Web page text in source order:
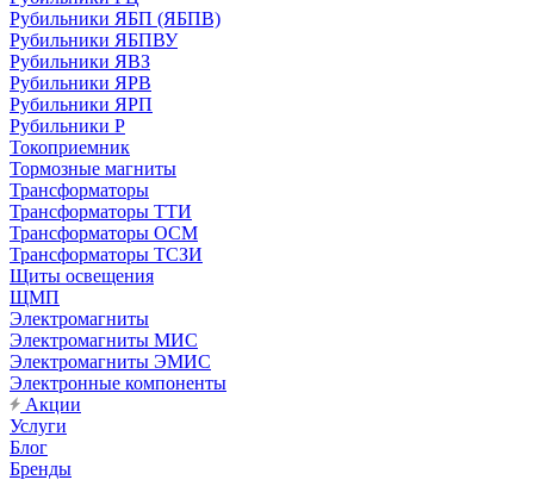
Рубильники ЯБП (ЯБПВ)
Рубильники ЯБПВУ
Рубильники ЯВЗ
Рубильники ЯРВ
Рубильники ЯРП
Рубильники Р
Токоприемник
Тормозные магниты
Трансформаторы
Трансформаторы ТТИ
Трансформаторы ОСМ
Трансформаторы ТСЗИ
Щиты освещения
ЩМП
Электромагниты
Электромагниты МИС
Электромагниты ЭМИС
Электронные компоненты
Акции
Услуги
Блог
Бренды